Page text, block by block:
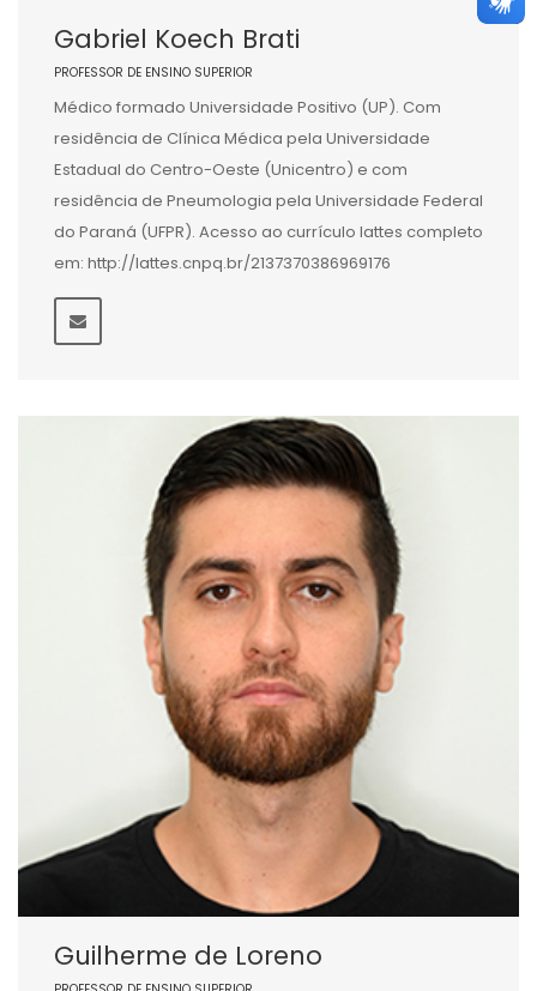
Gabriel Koech Brati
PROFESSOR DE ENSINO SUPERIOR
Médico formado Universidade Positivo (UP). Com
residência de Clínica Médica pela Universidade
Estadual do Centro-Oeste (Unicentro) e com
residência de Pneumologia pela Universidade Federal
do Paraná (UFPR). Acesso ao currículo lattes completo
em: http://lattes.cnpq.br/2137370386969176
Guilherme de Loreno